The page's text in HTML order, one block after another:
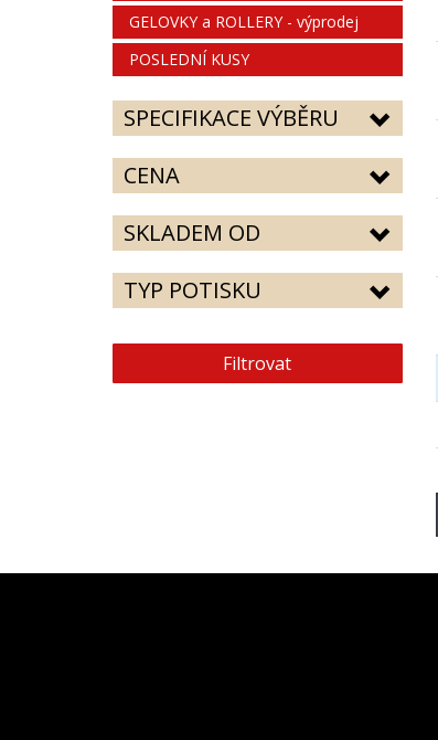
GELOVKY a ROLLERY - výprodej
POSLEDNÍ KUSY
SPECIFIKACE VÝBĚRU
CENA
SKLADEM OD
TYP POTISKU
Filtrovat